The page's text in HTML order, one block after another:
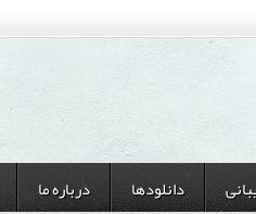
دانلودها درباره ما